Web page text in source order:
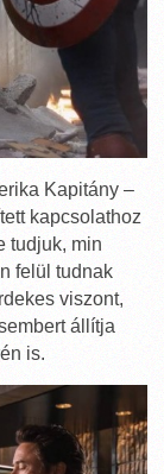
Kapitány –
kapcsolathoz
tudjuk, min
felül tudnak
viszont,
állítja
is.